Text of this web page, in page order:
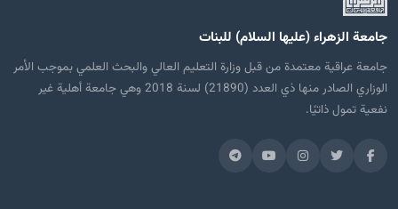
جامعة الزهراء (عليها السلام) للبنات
جامعة عراقية معتمدة من قبل وزارة التعليم العالي والبحث العلمي بموجب الأمر
الوزاري الصادر منها ذي العدد (21890) لسنة 2018 وهي جامعة أهلية غير
نفعية تمول ذاتيًا.